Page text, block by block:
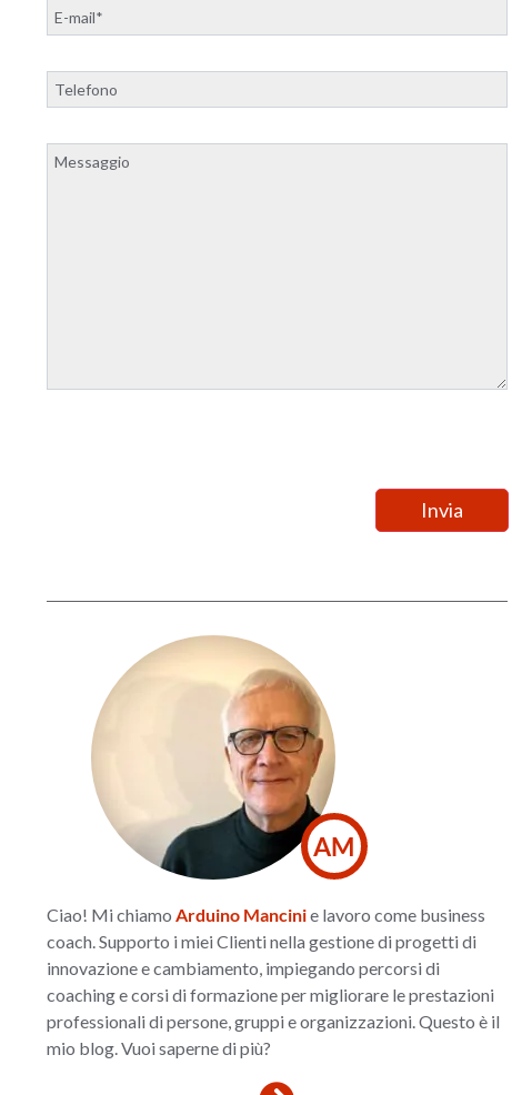
AM
Ciao! Mi chiamo Arduino Mancinie lavoro come business
coach. Supporto i miei Clienti nella gestione di progetti di
innovazione e cambiamento, impiegando percorsi di
coaching e corsi di formazione per migliorare le prestazioni
professionali di persone, gruppi e organizzazioni. Questo è il
mio blog. Vuoi saperne di più?